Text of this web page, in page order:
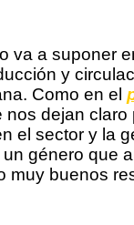
va a suponer
y
Como en el
dejan
el sector y la
género que
muy buenos